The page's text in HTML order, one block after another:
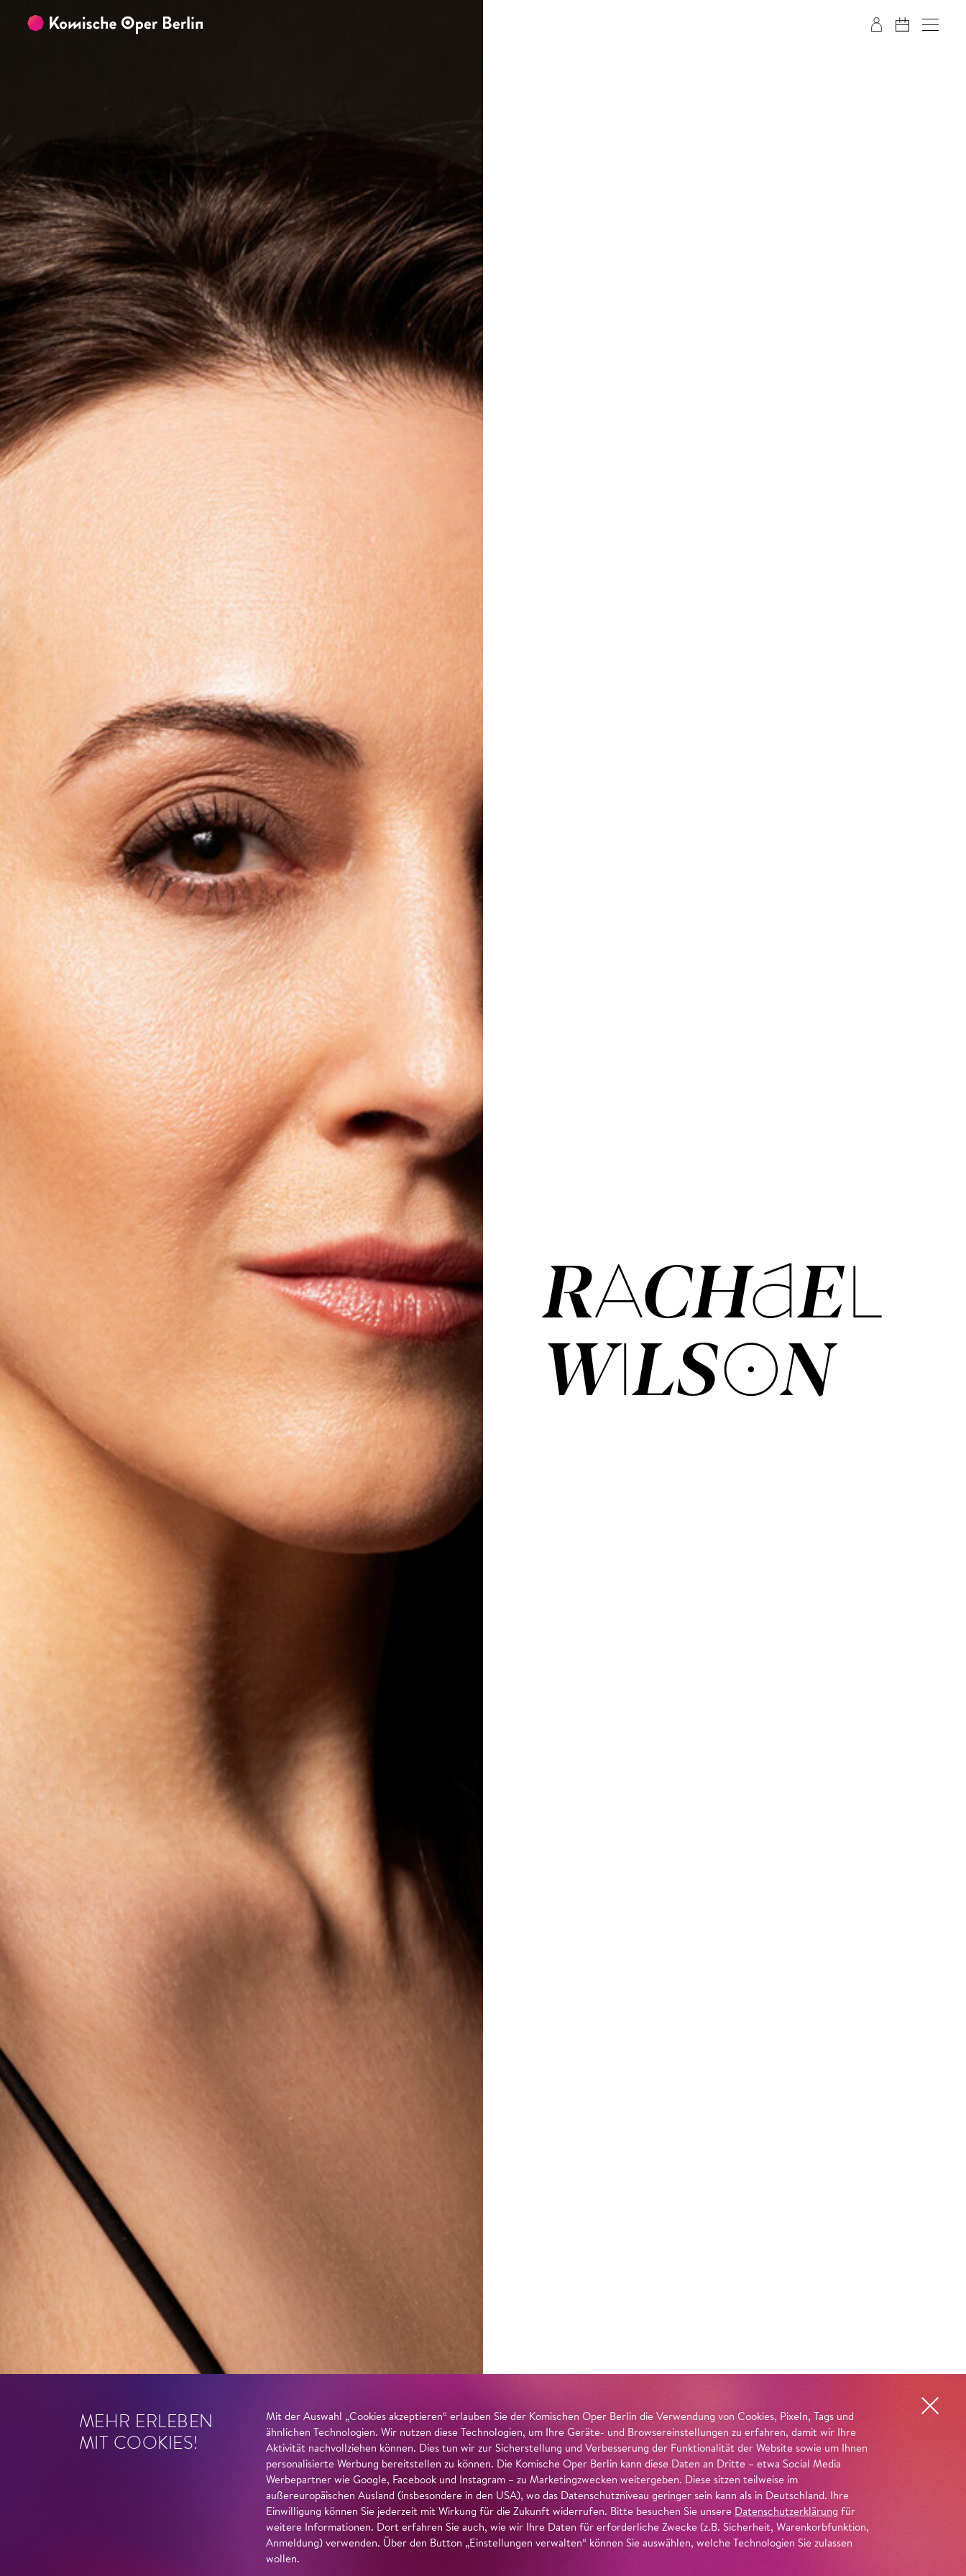
Zum Hauptinhalt springen Zum Footer springen
RA­CHAEL
WIL­SON
MEHR ERLEBEN
MIT COOKIES!
Mit der Auswahl „Cookies akzeptieren“ erlauben Sie der Komischen Oper Berlin die Verwendung von Cookies, Pixeln, Tags und
ähnlichen Technologien. Wir nutzen diese Technologien, um Ihre Geräte- und Browsereinstellungen zu erfahren, damit wir Ihre
Aktivität nachvollziehen können. Dies tun wir zur Sicherstellung und Verbesserung der Funktionalität der Website sowie um Ihnen
personalisierte Werbung bereitstellen zu können. Die Komische Oper Berlin kann diese Daten an Dritte – etwa Social Media
Werbepartner wie Google, Facebook und Instagram – zu Marketingzwecken weitergeben. Diese sitzen teilweise im
außereuropäischen Ausland (insbesondere in den USA), wo das Datenschutzniveau geringer sein kann als in Deutschland. Ihre
Einwilligung können Sie jederzeit mit Wirkung für die Zukunft widerrufen. Bitte besuchen Sie unsere Datenschutzerklärung für
weitere Informationen. Dort erfahren Sie auch, wie wir Ihre Daten für erforderliche Zwecke (z.B. Sicherheit, Warenkorbfunktion,
Anmeldung) verwenden. Über den Button „Einstellungen verwalten“ können Sie auswählen, welche Technologien Sie zulassen
wollen.